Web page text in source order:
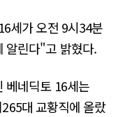
세가 오전 9시34분
알린다"고 밝혔다.
베네딕토 16세는
대 교황직에 올랐